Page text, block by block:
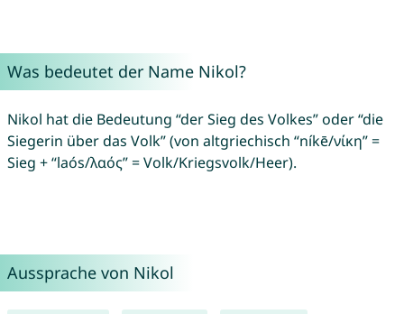
Was bedeutet der Name Nikol?
Nikol hat die Bedeutung “der Sieg des Volkes” oder “die
Siegerin über das Volk” (von altgriechisch “níkē/νίκη” =
Sieg + “laós/λαός” = Volk/Kriegsvolk/Heer).
Aussprache von Nikol